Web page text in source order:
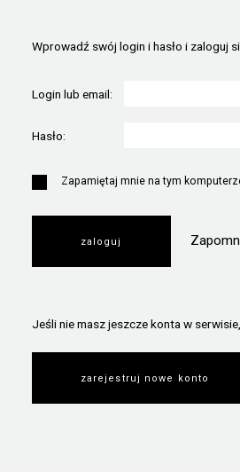
Wprowadź swój login i hasło i zaloguj
Login lub email:
Hasło:
Zapamiętaj mnie na tym
Jeśli nie masz jeszcze konta w
zarejestruj nowe konto